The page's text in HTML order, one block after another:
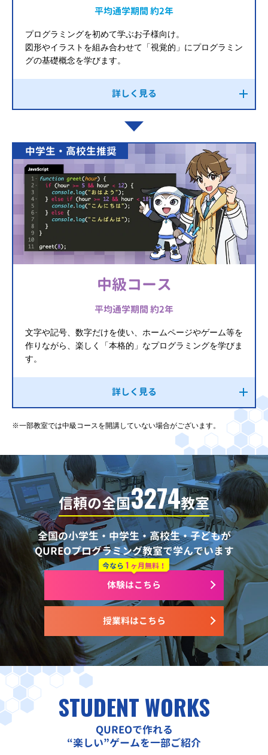
平均通学期間 約2年
プログラミングを初めて学ぶお子様向け。
図形やイラストを組み合わせて「視覚的」にプログラミン
グの基礎概念を学びます。
詳しく見る
中学生・高校生推奨
中級コース
平均通学期間 約2年
文字や記号、数字だけを使い、ホームページやゲーム等を
作りながら、楽しく「本格的」なプログラミングを学びま
す。
詳しく見る
※一部教室では中級コースを開講していない場合がございます。
信頼の全国3274教室
全国の小学生・中学生・高校生・子どもが
QUREOプログラミング教室で学んでいます
授業料はこちら
今なら 1 ヶ月無料！
体験はこちら
STUDENT WORKS
QUREOで作れる
“楽しい”ゲームを一部ご紹介